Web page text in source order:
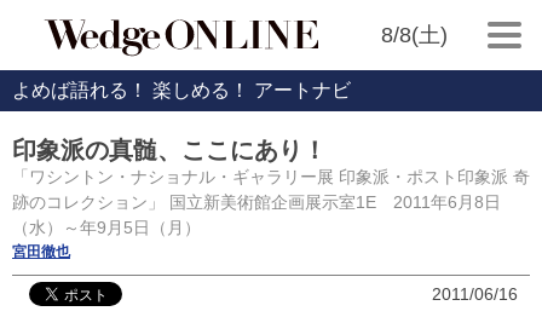
8/8(土)
よめば語れる！ 楽しめる！ アートナビ
印象派の真髄、ここにあり！
「ワシントン・ナショナル・ギャラリー展 印象派・ポスト印象派 奇
跡のコレクション」 国立新美術館企画展示室1E 2011年6月8日
（水）～年9月5日（月）
宮田徹也
2011/06/16